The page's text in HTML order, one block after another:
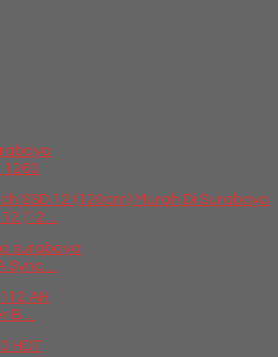
1260
(12....
Sync....
B....